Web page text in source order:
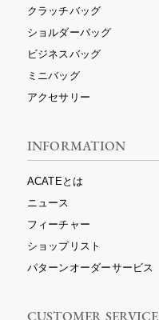
クラッチバッグ
ショルダーバッグ
ビジネスバッグ
ミニバッグ
アクセサリー
INFORMATION
ACATEとは
ニュース
フィーチャー
ショップリスト
パターンオーダーサービス
CUSTOMER SERVICE